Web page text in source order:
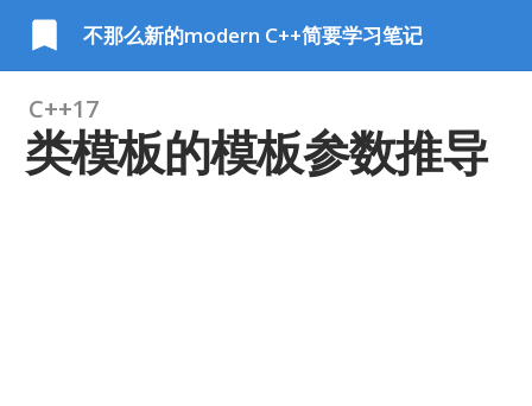
不那么新的modern C++简要学习笔记
C++17
类模板的模板参数推导